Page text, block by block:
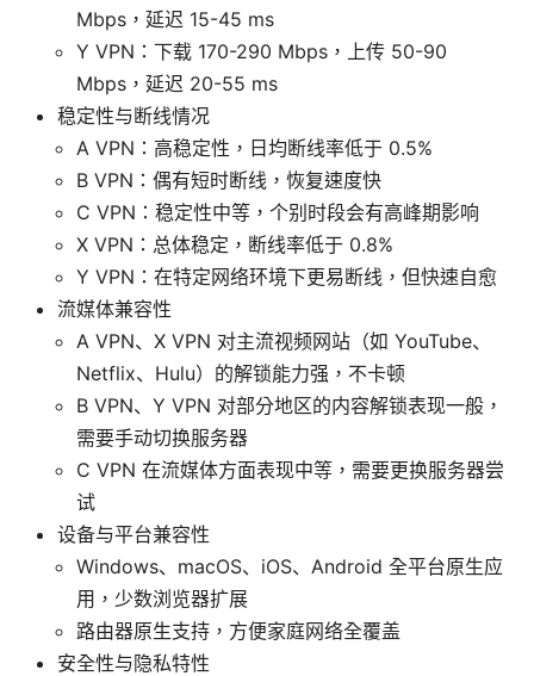
Mbps，延迟 15-45 ms
Y VPN：下载 170-290 Mbps，上传 50-90
Mbps，延迟 20-55 ms
稳定性与断线情况
A VPN：高稳定性，日均断线率低于 0.5%
B VPN：偶有短时断线，恢复速度快
C VPN：稳定性中等，个别时段会有高峰期影响
X VPN：总体稳定，断线率低于 0.8%
Y VPN：在特定网络环境下更易断线，但快速自愈
流媒体兼容性
A VPN、X VPN 对主流视频网站（如 YouTube、
Netflix、Hulu）的解锁能力强，不卡顿
B VPN、Y VPN 对部分地区的内容解锁表现一般，
需要手动切换服务器
C VPN 在流媒体方面表现中等，需要更换服务器尝
试
设备与平台兼容性
Windows、macOS、iOS、Android 全平台原生应
用，少数浏览器扩展
路由器原生支持，方便家庭网络全覆盖
安全性与隐私特性